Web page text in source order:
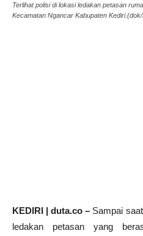
Terlihat polisi di lokasi ledakan petasan
Kecamatan Ngancar Kabupaten
KEDIRI | duta.co – Sampai
ledakan petasan yang